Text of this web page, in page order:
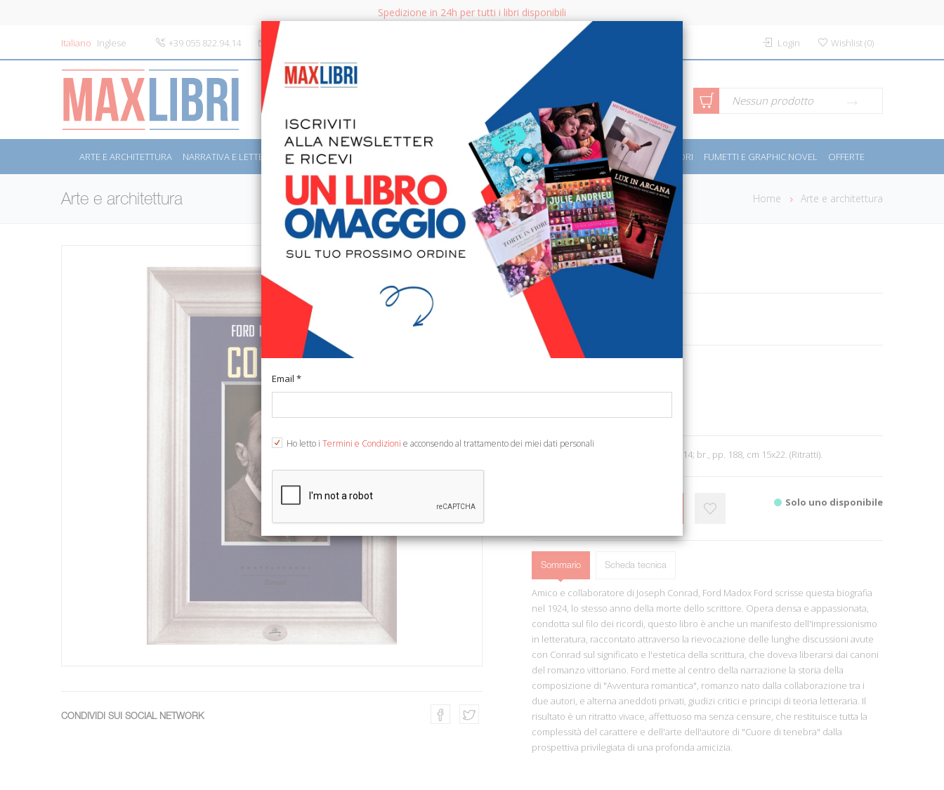
Spedizione in 24h per tutti i libri disponibili
Italiano Inglese +39 055 822.94.14 info@maxlibri.it Login Wishlist(0)
CERCA Ricerca avanzata Nessun prodotto
ARTE E ARCHITETTURA NARRATIVA E LETTERATURA SAGGISTICA LIBRI PER BAMBINI E RAGAZZI MANUALI - GUIDE - CORSI SPORT E MOTORI FUMETTI E GRAPHIC NOVEL OFFERTE
Arte e architettura Home Arte e architettura
CONDIVIDI SUI SOCIAL NETWORK
Conrad
€ 17,50
Ean13: 9788868269234
Traduzione di Faccini M. C. Roma, 2014; br., pp. 188, cm 15x22. (Ritratti).
Solo uno disponibile
Sommario Scheda tecnica
Amico e collaboratore di Joseph Conrad, Ford Madox Ford scrisse questa biografia
nel 1924, lo stesso anno della morte dello scrittore. Opera densa e appassionata,
condotta sul filo dei ricordi, questo libro è anche un manifesto dell'Impressionismo
in letteratura, raccontato attraverso la rievocazione delle lunghe discussioni avute
con Conrad sul significato e l'estetica della scrittura, che doveva liberarsi dai canoni
del romanzo vittoriano. Ford mette al centro della narrazione la storia della
composizione di "Avventura romantica", romanzo nato dalla collaborazione tra i
due autori, e alterna aneddoti privati, giudizi critici e principi di teoria letteraria. Il
risultato è un ritratto vivace, affettuoso ma senza censure, che restituisce tutta la
complessità del carattere e dell'arte dell'autore di "Cuore di tenebra" dalla
prospettiva privilegiata di una profonda amicizia.
Email *
Ho letto i Termini e Condizioni e acconsendo al trattamento dei miei dati personali